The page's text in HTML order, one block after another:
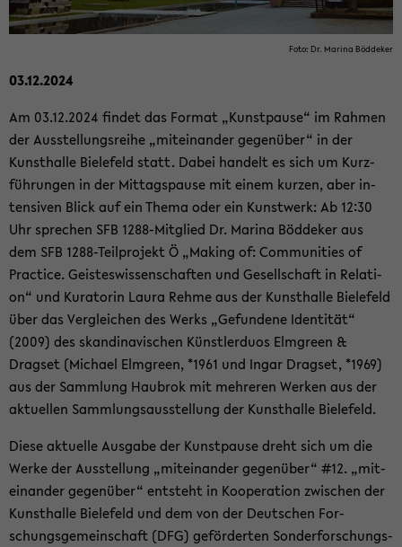
Foto: Dr. Ma­ri­na Böd­de­ker
03.12.2024
Am 03.12.2024 fin­det das For­mat „Kunst­pau­se“ im Rah­men
der Aus­stel­lungs­rei­he „mit­ein­an­der ge­gen­über“ in der
Kunst­hal­le Bie­le­feld statt. Dabei han­delt es sich um Kurz­
füh­run­gen in der Mit­tags­pau­se mit einem kur­zen, aber in­
ten­si­ven Blick auf ein Thema oder ein Kunst­werk: Ab 12:30
Uhr spre­chen SFB 1288-​Mitglied Dr. Ma­ri­na Böd­de­ker aus
dem SFB 1288-​Teilprojekt Ö „Ma­king of: Com­mu­nities of
Prac­ti­ce. Geis­tes­wis­sen­schaf­ten und Ge­sell­schaft in Re­la­ti­
on“ und Ku­ra­to­rin Laura Rehme aus der Kunst­hal­le Bie­le­feld
über das Ver­glei­chen des Werks „Ge­fun­de­ne Iden­ti­tät“
(2009) des skan­di­na­vi­schen Künst­ler­du­os Elm­green &
Drags­et (Mi­cha­el Elm­green, *1961 und Ingar Drags­et, *1969)
aus der Samm­lung Hau­brok mit meh­re­ren Wer­ken aus der
ak­tu­el­len Samm­lungs­aus­stel­lung der Kunst­hal­le Bie­le­feld.
Diese ak­tu­el­le Aus­ga­be der Kunst­pau­se dreht sich um die
Werke der Aus­stel­lung „mit­ein­an­der ge­gen­über“ #12. „mit­
ein­an­der ge­gen­über“ ent­steht in Ko­ope­ra­ti­on zwi­schen der
Kunst­hal­le Bie­le­feld und dem von der Deut­schen For­
schungs­ge­mein­schaft (DFG) ge­för­der­ten Son­der­for­schungs­